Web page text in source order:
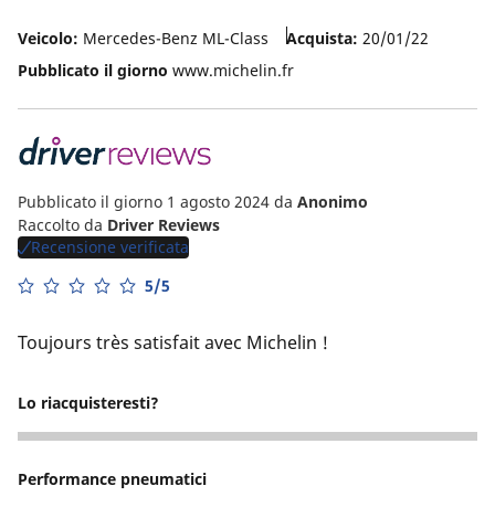
Veicolo: Mercedes-Benz ML-Class Acquista: 20/01/22
Pubblicato il giorno www.michelin.fr
Pubblicato il giorno 1 agosto 2024 da Anonimo
Raccolto da Driver Reviews
Recensione verificata
5/5
Toujours très satisfait avec Michelin !
Lo riacquisteresti?
5
Performance pneumatici